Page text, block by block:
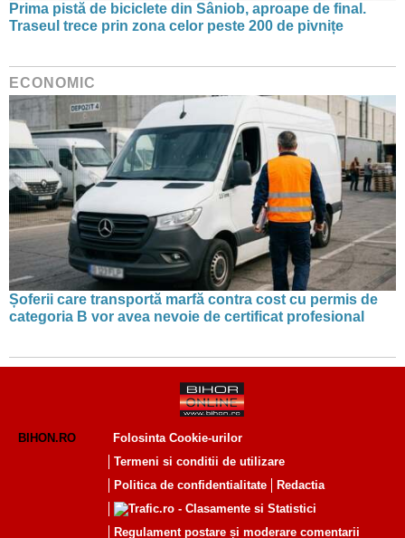
Prima pistă de biciclete din Sâniob, aproape de final.
Traseul trece prin zona celor peste 200 de pivnițe
ECONOMIC
Șoferii care transportă marfă contra cost cu permis de
categoria B vor avea nevoie de certificat profesional
BIHON.RO
Folosinta Cookie-urilor
Termeni si conditii de utilizare
Politica de confidentialitate
Redactia
Regulament postare și moderare comentarii